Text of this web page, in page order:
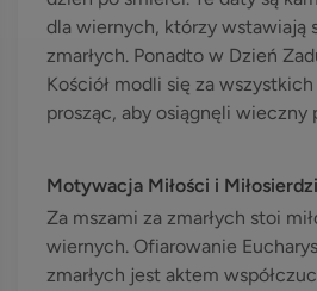
dla wiernych, którzy wstawiają
zmarłych. Ponadto w Dzień
Kościół modli się za
prosząc, aby osiągnęli wieczny
Motywacja Miłości i
Za mszami za zmarłych stoi
wiernych. Ofiarowanie
zmarłych jest aktem